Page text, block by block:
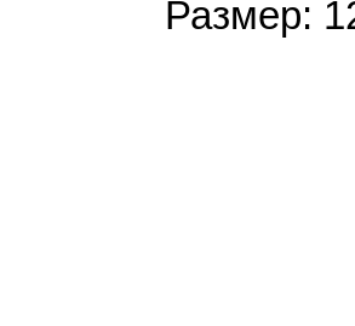
Размер: